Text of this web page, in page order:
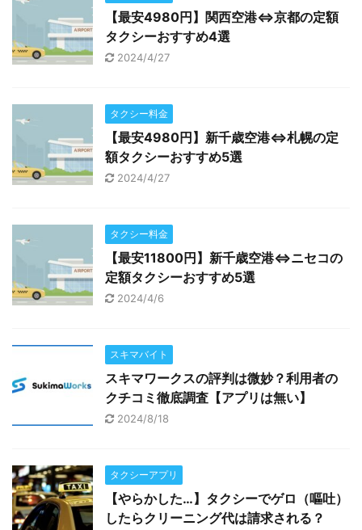
【最安4980円】関西空港⇔京都の定額
タクシーおすすめ4選
2024/4/27
タクシー料金
【最安4980円】新千歳空港⇔札幌の定
額タクシーおすすめ5選
2024/4/27
タクシー料金
【最安11800円】新千歳空港⇔ニセコの
定額タクシーおすすめ5選
2024/4/6
スキマバイト
スキマワークスの評判は微妙？利用者の
クチコミ徹底調査【アプリは無い】
2024/8/18
タクシーアプリ
【やらかした…】タクシーでゲロ（嘔吐）
したらクリーニング代は請求される？